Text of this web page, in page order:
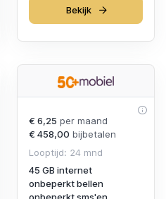
Bekijk
€ 6,25 per maand
€ 458,00 bijbetalen
Looptijd: 24 mnd
45 GB internet
onbeperkt bellen